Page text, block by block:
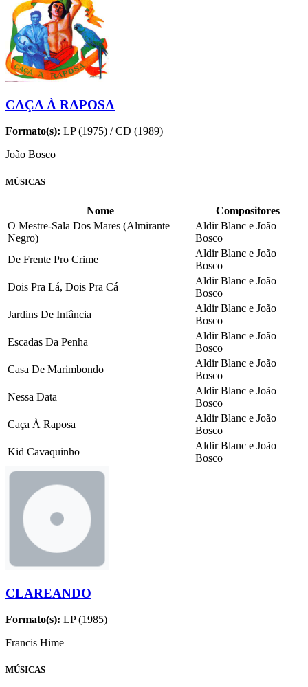
CAÇA À RAPOSA
Formato(s): LP (1975) / CD (1989)
João Bosco
MÚSICAS
Nome
Compositores
O Mestre-Sala Dos Mares (Almirante
Negro)
Aldir Blanc e João
Bosco
De Frente Pro Crime
Aldir Blanc e João
Bosco
Dois Pra Lá, Dois Pra Cá
Aldir Blanc e João
Bosco
Jardins De Infância
Aldir Blanc e João
Bosco
Escadas Da Penha
Aldir Blanc e João
Bosco
Casa De Marimbondo
Aldir Blanc e João
Bosco
Nessa Data
Aldir Blanc e João
Bosco
Caça À Raposa
Aldir Blanc e João
Bosco
Kid Cavaquinho
Aldir Blanc e João
Bosco
CLAREANDO
Formato(s): LP (1985)
Francis Hime
MÚSICAS